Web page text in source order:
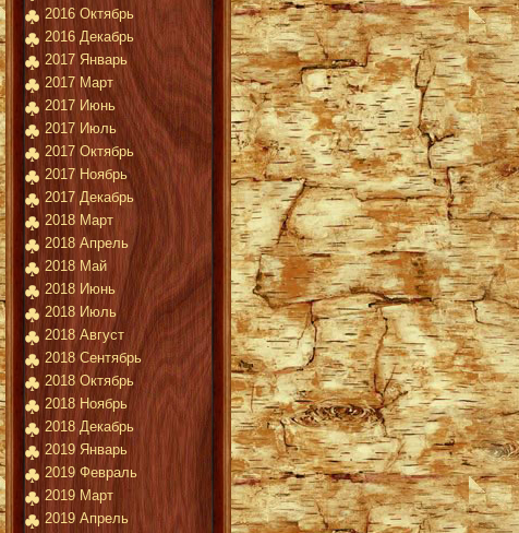
2016 Октябрь
2016 Декабрь
2017 Январь
2017 Март
2017 Июнь
2017 Июль
2017 Октябрь
2017 Ноябрь
2017 Декабрь
2018 Март
2018 Апрель
2018 Май
2018 Июнь
2018 Июль
2018 Август
2018 Сентябрь
2018 Октябрь
2018 Ноябрь
2018 Декабрь
2019 Январь
2019 Февраль
2019 Март
2019 Апрель